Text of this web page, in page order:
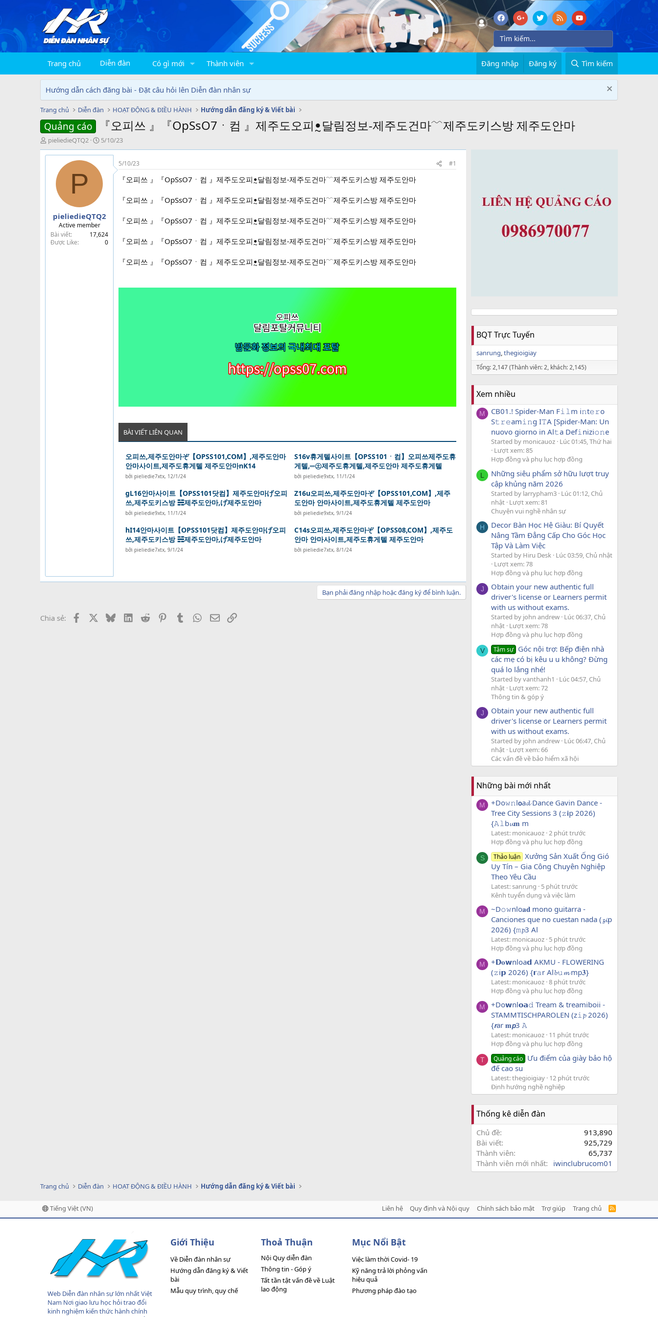
Trang chủ Diễn đàn Có gì mới Thành viên Đăng nhập Đăng ký Tìm kiếm
Hướng dẫn cách đăng bài - Đặt câu hỏi lên Diễn đàn nhân sự
Trang chủ Diễn đàn HOẠT ĐỘNG & ĐIỀU HÀNH Hướng dẫn đăng ký & Viết bài
Quảng cáo 『오피쓰 』『OpSsO7ㆍ컴 』제주도오피ꔸ달림정보‐제주도건마﹋제주도키스방 제주도안마
T
h
r
pieliedieQTQ2
N
g
à
g
ử
i
5/10/23
P
pieliedieQTQ2
Active member
Bài viết
17,624
Được Like
0
5/10/23 #1
『오피쓰 』『OpSsO7ㆍ컴 』제주도오피ꔸ달림정보‐제주도건마﹋제주도키스방 제주도안마
『오피쓰 』『OpSsO7ㆍ컴 』제주도오피ꔸ달림정보‐제주도건마﹋제주도키스방 제주도안마
『오피쓰 』『OpSsO7ㆍ컴 』제주도오피ꔸ달림정보‐제주도건마﹋제주도키스방 제주도안마
『오피쓰 』『OpSsO7ㆍ컴 』제주도오피ꔸ달림정보‐제주도건마﹋제주도키스방 제주도안마
『오피쓰 』『OpSsO7ㆍ컴 』제주도오피ꔸ달림정보‐제주도건마﹋제주도키스방 제주도안마
BÀI VIẾT LIÊN QUAN
오피쓰,제주도안마ぞ【OPSS101,COM】,제주도안마
안마사이트,제주도휴게텔 제주도안마nK14
bởi pieliedie7xtx, 12/1/24
S16v휴게텔사이트【OPSS101ㆍ컴】오피쓰제주도휴
게텔,═㊏제주도휴게텔,제주도안마 제주도휴게텔
bởi pieliedie9xtx, 11/1/24
gL16안마사이트【OPSS101닷컴】제주도안마げ오피
쓰,제주도키스방 ☵제주도안마,げ제주도안마
bởi pieliedie9xtx, 11/1/24
Z16u오피쓰,제주도안마ぞ【OPSS101,COM】,제주
도안마 안마사이트,제주도휴게텔 제주도안마
bởi pieliedie9xtx, 9/1/24
hI14안마사이트【OPSS101닷컴】제주도안마げ오피
쓰,제주도키스방 ☵제주도안마,げ제주도안마
bởi pieliedie7xtx, 9/1/24
C14s오피쓰,제주도안마ぞ【OPSS08,COM】,제주도
안마 안마사이트,제주도휴게텔 제주도안마
bởi pieliedie7xtx, 8/1/24
Bạn phải đăng nhập hoặc đăng ký để bình luận.
Chia sẻ: Facebook BlueskyLinkedIn
Reddit PinterestTumblr WhatsApp
EmailLink
BQT Trực Tuyến
sanrung thegioigiay
Tổng: 2,147 (Thành viên: 2, khách: 2,145)
Xem nhiều
M
CB01.! Spider-Man F𝚒𝚕m i𝚗t𝚎𝚛o
S𝚝𝚛𝚎am𝚒𝚗g I𝚃A [Spider-Man: Un
nuovo giorno in Al𝚝a Def𝚒nizi𝚘𝚗e
Started by monicauoz Lúc 01:45, Thứ hai
Lượt xem: 85
Hợp đồng và phụ lục hợp đồng
L
Những siêu phẩm sở hữu lượt truy
cập khủng năm 2026
Started by larrypham3 Lúc 01:12, Chủ
nhật Lượt xem: 81
Chuyện vui nghề nhân sự
H
Decor Bàn Học Hệ Giàu: Bí Quyết
Nâng Tầm Đẳng Cấp Cho Góc Học
Tập Và Làm Việc
Started by Hiru Desk Lúc 03:59, Chủ nhật
Lượt xem: 78
Hợp đồng và phụ lục hợp đồng
J
Obtain your new authentic full
driver's license or Learners permit
with us without exams.
Started by john andrew Lúc 06:37, Chủ
nhật Lượt xem: 78
Hợp đồng và phụ lục hợp đồng
V Tâm sự Góc nội trợ: Bếp điện nhà
các mẹ có bị kêu u u không? Đừng
quá lo lắng nhé!
Started by vanthanh1
Lúc 04:57, Chủ
nhật Lượt xem: 72
Thông tin & góp ý
J
Obtain your new authentic full
driver's license or Learners permit
with us without exams.
Started by john andrew Lúc 06:47, Chủ
nhật Lượt xem: 66
Các vấn đề về bảo hiểm xã hội
Những bài mới nhất
M
+Do𝚠𝚗l𝗼a𝓭 Dance Gavin Dance -
Tree City Sessions 3 (𝚣𝗶p 2026)
{𝙰𝚕b𝓾𝐦 m
Latest: monicauoz 2 phút trước
Hợp đồng và phụ lục hợp đồng
S Thảo luận Xưởng Sản Xuất Ống Gió
Uy Tín – Gia Công Chuyên Nghiệp
Theo Yêu Cầu
Latest: sanrung
5 phút trước
Kênh tuyển dụng và việc làm
M
~D𝚘𝚠nlo𝐚𝐝 mono guitarra -
Canciones que no cuestan nada (𝔃𝓲p
2026) {𝚖𝓹3 Al
Latest: monicauoz 5 phút trước
Hợp đồng và phụ lục hợp đồng
M
+𝗗𝐨𝘄nloa𝗱 AKMU - FLOWERING
(𝚣i𝗽 2026) {𝗿𝚊r Al𝓫𝚞𝓶 mp𝟑}
Latest: monicauoz 8 phút trước
Hợp đồng và phụ lục hợp đồng
M
+Do𝘄nl𝗼𝗮𝚍 Tream & treamiboii -
STAMMTISCHPAROLEN (z𝚒𝓹 2026)
{𝙧ar 𝐦𝙥3 𝙰
Latest: monicauoz 11 phút trước
Hợp đồng và phụ lục hợp đồng
T Quảng cáo Ưu điểm của giày bảo hộ
đế cao su
Latest: thegioigiay 12 phút trước
Định hướng nghề nghiệp
Thống kê diễn đàn
Chủ đề
913,890
Bài viết
925,729
Thành viên
65,737
Thành viên mới nhất
iwinclubrucom01
Trang chủ Diễn đàn HOẠT ĐỘNG & ĐIỀU HÀNH Hướng dẫn đăng ký & Viết bài
Tiếng Việt (VN) Liên hệ Quy định và Nội quy Chính sách bảo mật Trợ giúp Trang chủ
R
Web Diễn đàn nhân sự lớn nhất Việt
Nam Nơi giao lưu học hỏi trao đổi
kinh nghiệm kiến thức hành chính
Giới Thiệu
Về Diễn đàn nhân sự
Hướng dẫn đăng ký & Viết
bài
Mẫu quy trình, quy chế
Thoả Thuận
Nội Quy diễn đàn
Thông tin - Góp ý
Tất tần tật vấn đề về Luật
lao động
Mục Nổi Bật
Việc làm thời Covid- 19
Kỹ năng trả lời phỏng vấn
hiệu quả
Phương pháp đào tạo